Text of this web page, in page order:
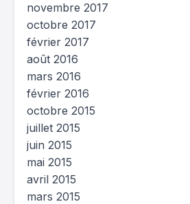
novembre 2017
octobre 2017
février 2017
août 2016
mars 2016
février 2016
octobre 2015
juillet 2015
juin 2015
mai 2015
avril 2015
mars 2015